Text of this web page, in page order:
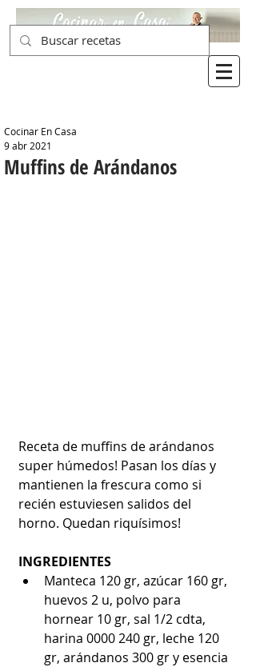
Muffins de Arándanos
Cocinar En Casa
9 abr 2021
Receta de muffins de arándanos
super húmedos! Pasan los días y
mantienen la frescura como si
recién estuviesen salidos del
horno. Quedan riquísimos!
INGREDIENTES
Manteca 120 gr, azúcar 160 gr,
huevos 2 u, polvo para
hornear 10 gr, sal 1/2 cdta,
harina 0000 240 gr, leche 120
gr, arándanos 300 gr y esencia